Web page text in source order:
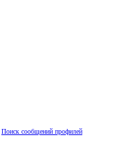
Поиск сообщений профилей